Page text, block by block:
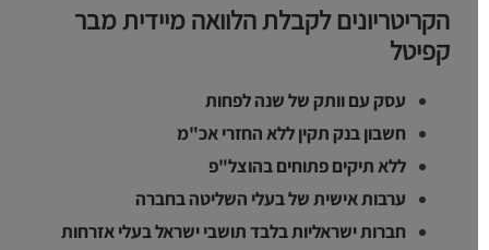
הקריטריונים לקבלת הלוואה מיידית מבר
קפיטל
עסק עם וותק של שנה לפחות
חשבון בנק תקין ללא החזרי אכ"מ
ללא תיקים פתוחים בהוצל"פ
ערבות אישית של בעלי השליטה בחברה
חברות ישראליות בלבד תושבי ישראל בעלי אזרחות